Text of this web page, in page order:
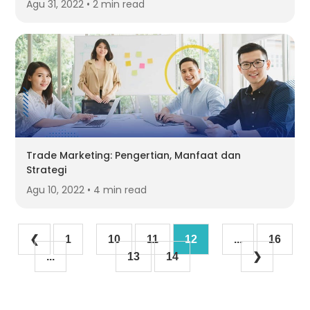
Agu 31, 2022 • 2 min read
Trade Marketing: Pengertian, Manfaat dan
Strategi
Agu 10, 2022 • 4 min read
❮
1
...
10 11
12
13
14
...
16
❯